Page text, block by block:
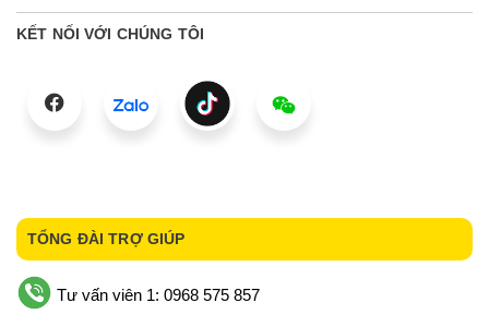
KẾT NỐI VỚI CHÚNG TÔI
TỔNG ĐÀI TRỢ GIÚP
Tư vấn viên 1: 0968 575 857